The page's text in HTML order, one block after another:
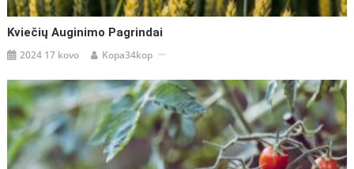
Kviečių Auginimo Pagrindai
2024 17 kovo Kopa34kop